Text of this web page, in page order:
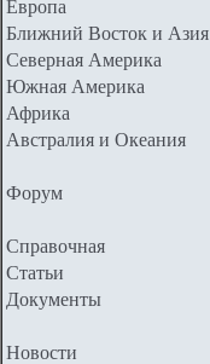
Европа
Ближний Восток и Азия
Северная Америка
Южная Америка
Африка
Австралия и Океания
Форум
Справочная
Статьи
Документы
Новости